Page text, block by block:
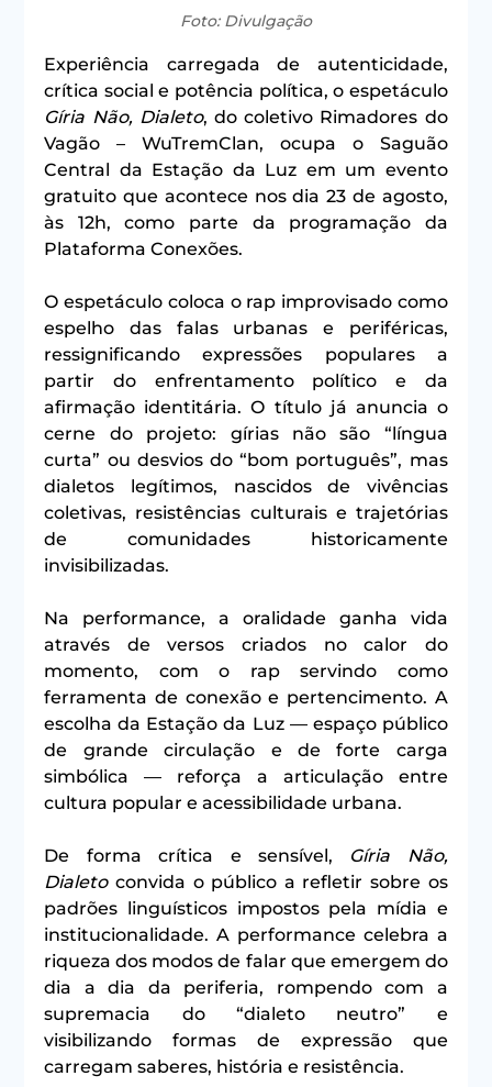
Foto: Divulgação
Experiência carregada de autenticidade,
crítica social e potência política, o espetáculo
Gíria Não, Dialeto, do coletivo Rimadores do
Vagão – WuTremClan, ocupa o Saguão
Central da Estação da Luz em um evento
gratuito que acontece nos dia 23 de agosto,
às 12h, como parte da programação da
Plataforma Conexões.
O espetáculo coloca o rap improvisado como
espelho das falas urbanas e periféricas,
ressignificando expressões populares a
partir do enfrentamento político e da
afirmação identitária. O título já anuncia o
cerne do projeto: gírias não são “língua
curta” ou desvios do “bom português”, mas
dialetos legítimos, nascidos de vivências
coletivas, resistências culturais e trajetórias
de comunidades historicamente
invisibilizadas.
Na performance, a oralidade ganha vida
através de versos criados no calor do
momento, com o rap servindo como
ferramenta de conexão e pertencimento. A
escolha da Estação da Luz — espaço público
de grande circulação e de forte carga
simbólica — reforça a articulação entre
cultura popular e acessibilidade urbana.
De forma crítica e sensível, Gíria Não,
Dialeto convida o público a refletir sobre os
padrões linguísticos impostos pela mídia e
institucionalidade. A performance celebra a
riqueza dos modos de falar que emergem do
dia a dia da periferia, rompendo com a
supremacia do “dialeto neutro” e
visibilizando formas de expressão que
carregam saberes, história e resistência.